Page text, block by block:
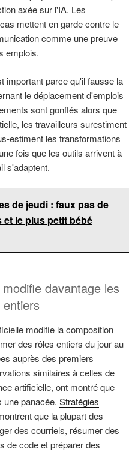
axée sur l'IA. Les
mettent en garde contre le
comme une preuve
emplois.
important parce qu'il fausse la
le déplacement d'emplois
sont gonflés alors que
les travailleurs surestiment
estiment les transformations
fois que les outils arrivent à
s'adaptent.
de jeudi : faux pas de
et le plus petit bébé
davantage les
modifie la composition
des rôles entiers du jour au
auprès des premiers
similaires à celles de
artificielle, ont montré que
une panacée. Stratégies
que la plupart des
des courriels, résumer des
de code et préparer des